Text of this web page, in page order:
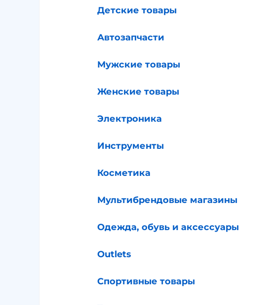
Детские товары
Автозапчасти
Мужские товары
Женские товары
Электроника
Инструменты
Косметика
Мультибрендовые магазины
Одежда, обувь и аксессуары
Outlets
Спортивные товары